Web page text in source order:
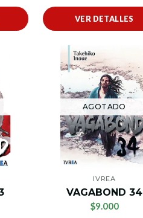
VER DETALLES
AGOTADO
IVREA
VAGABOND 34
$9.000